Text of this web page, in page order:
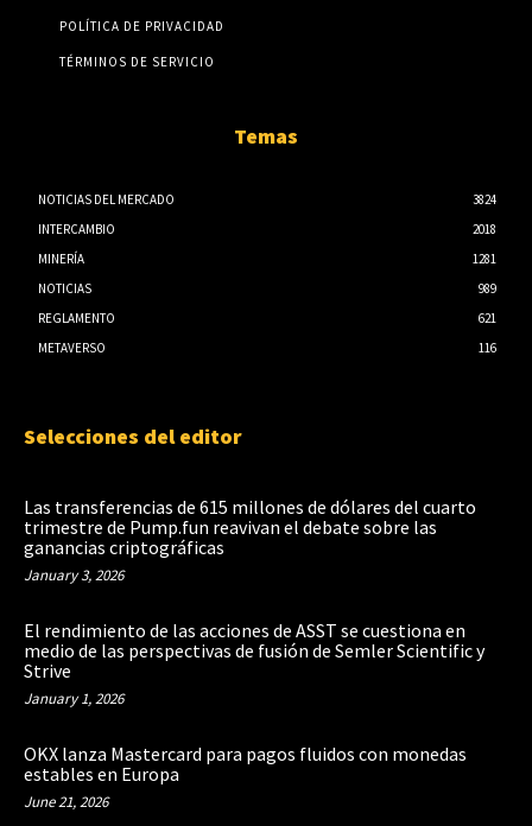
POLÍTICA DE PRIVACIDAD
TÉRMINOS DE SERVICIO
Temas
NOTICIAS DEL MERCADO
3824
INTERCAMBIO
2018
MINERÍA
1281
NOTICIAS
989
REGLAMENTO
621
METAVERSO
116
Selecciones del editor
Las transferencias de 615 millones de dólares del cuarto
trimestre de Pump.fun reavivan el debate sobre las
ganancias criptográficas
January 3, 2026
El rendimiento de las acciones de ASST se cuestiona en
medio de las perspectivas de fusión de Semler Scientific y
Strive
January 1, 2026
OKX lanza Mastercard para pagos fluidos con monedas
estables en Europa
June 21, 2026